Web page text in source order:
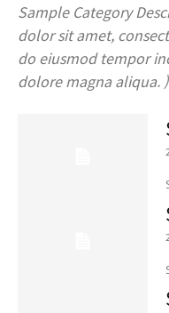
Sample Category
dolor sit amet,
do eiusmod tempor
dolore magna aliqua. )